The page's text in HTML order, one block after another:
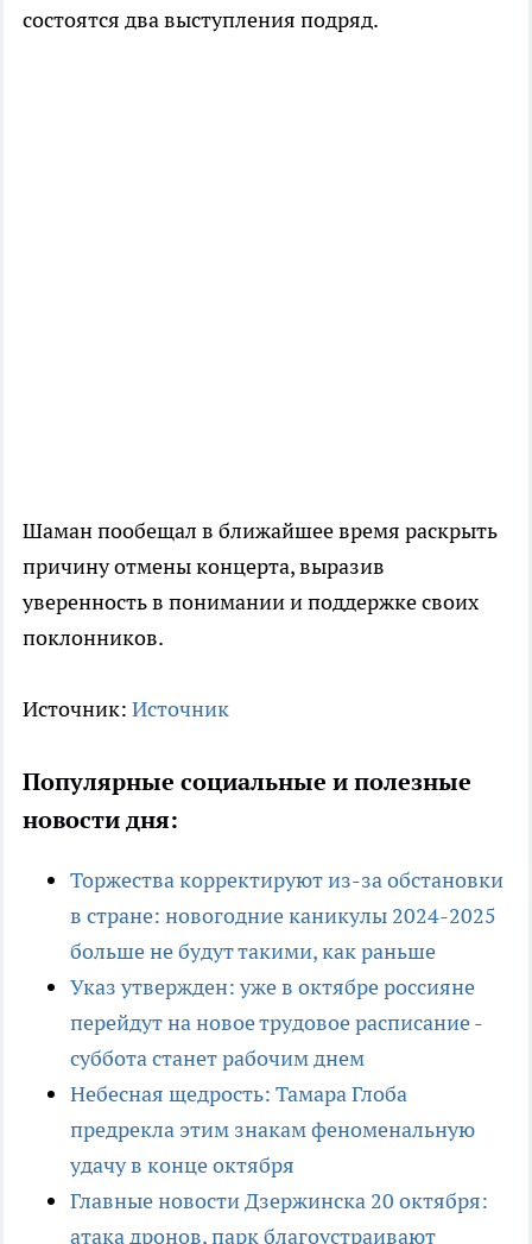
состоятся два выступления подряд.
Шаман пообещал в ближайшее время раскрыть
причину отмены концерта, выразив
уверенность в понимании и поддержке своих
поклонников.
Источник: Источник
Популярные социальные и полезные
новости дня:
Торжества корректируют из-за обстановки
в стране: новогодние каникулы 2024-2025
больше не будут такими, как раньше
Указ утвержден: уже в октябре россияне
перейдут на новое трудовое расписание -
суббота станет рабочим днем
Небесная щедрость: Тамара Глоба
предрекла этим знакам феноменальную
удачу в конце октября
Главные новости Дзержинска 20 октября:
атака дронов, парк благоустраивают